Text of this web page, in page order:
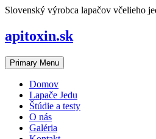
Skip
content
Slovenský výrobca lapačov včelieho
apitoxin.sk
Primary Menu
Domov
Lapače Jedu
Štúdie a testy
O nás
Galéria